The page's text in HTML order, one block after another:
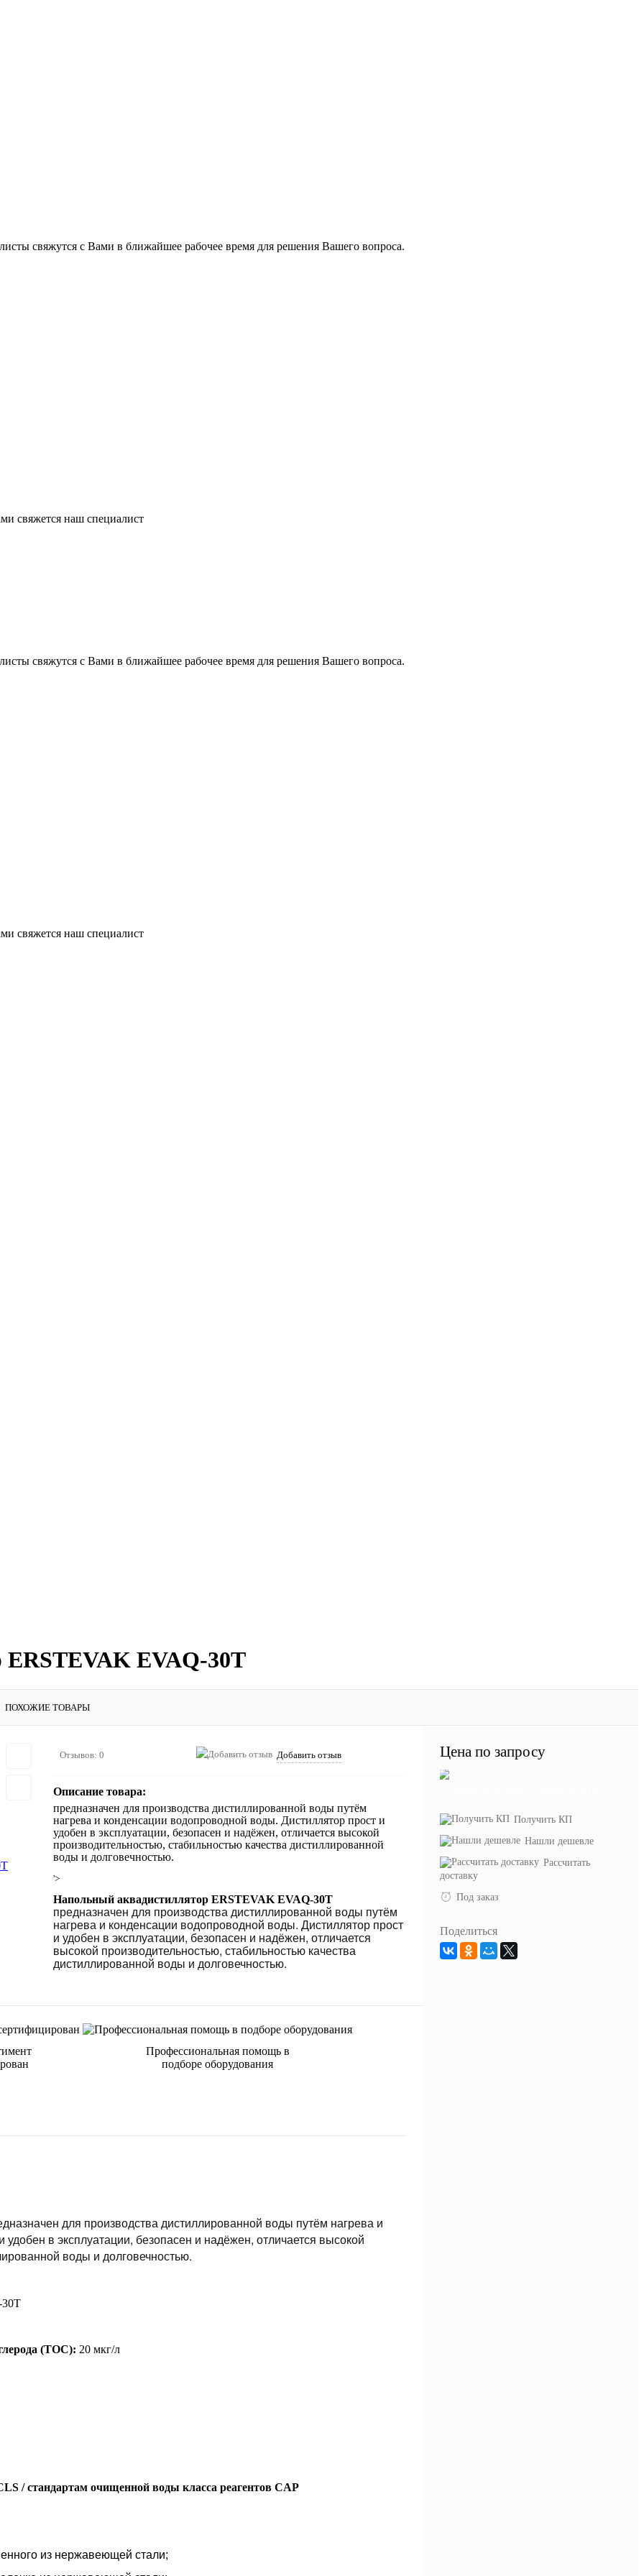
свяжутся с Вами в ближайшее рабочее время для решения Вашего вопроса.
свяжется наш специалист
свяжутся с Вами в ближайшее рабочее время для решения Вашего вопроса.
свяжется наш специалист
EVAQ-30T
ПОХОЖИЕ ТОВАРЫ
Отзывов: 0 Добавить отзыв
Описание товара:
предназначен для производства дистиллированной воды путём
нагрева и конденсации водопроводной воды. Дистиллятор прост и
удобен в эксплуатации, безопасен и надёжен, отличается высокой
производительностью, стабильностью качества дистиллированной
воды и долговечностью.
'>
Напольный аквадистиллятор ERSTEVAK EVAQ-30T
предназначен для производства дистиллированной воды путём
нагрева и конденсации водопроводной воды. Дистиллятор прост
и удобен в эксплуатации, безопасен и надёжен, отличается
высокой производительностью, стабильностью качества
дистиллированной воды и долговечностью.
Профессиональная помощь в
подборе оборудования
для производства дистиллированной воды путём нагрева и
в эксплуатации, безопасен и надёжен, отличается высокой
воды и долговечностью.
30T
(TOC): 20 мкг/л
/ стандартам очищенной воды класса реагентов CAP
из нержавеющей стали;
Цена по запросу
Получить КП
Нашли дешевле
Рассчитать
доставку
Под заказ
Поделиться